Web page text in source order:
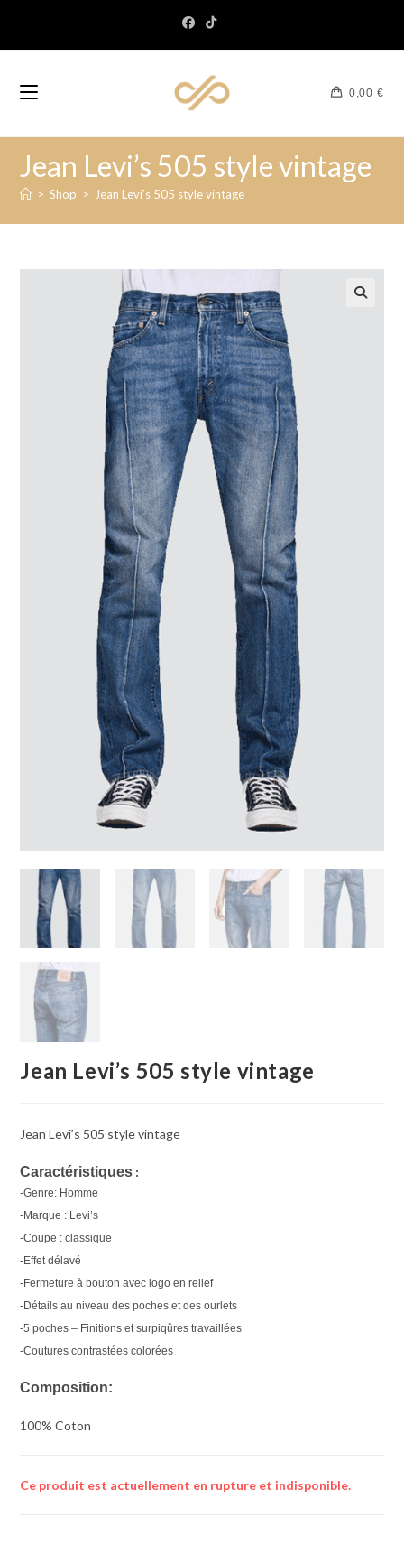
0,00 €
Jean Levi’s 505 style vintage
> Shop > Jean Levi’s 505 style vintage
Jean Levi’s 505 style vintage
Jean Levi’s 505 style vintage
Caractéristiques :
-Genre: Homme
-Marque : Levi’s
-Coupe : classique
-Effet délavé
-Fermeture à bouton avec logo en relief
-Détails au niveau des poches et des ourlets
-5 poches – Finitions et surpiqûres travaillées
-Coutures contrastées colorées
Composition:
100% Coton
Ce produit est actuellement en rupture et indisponible.